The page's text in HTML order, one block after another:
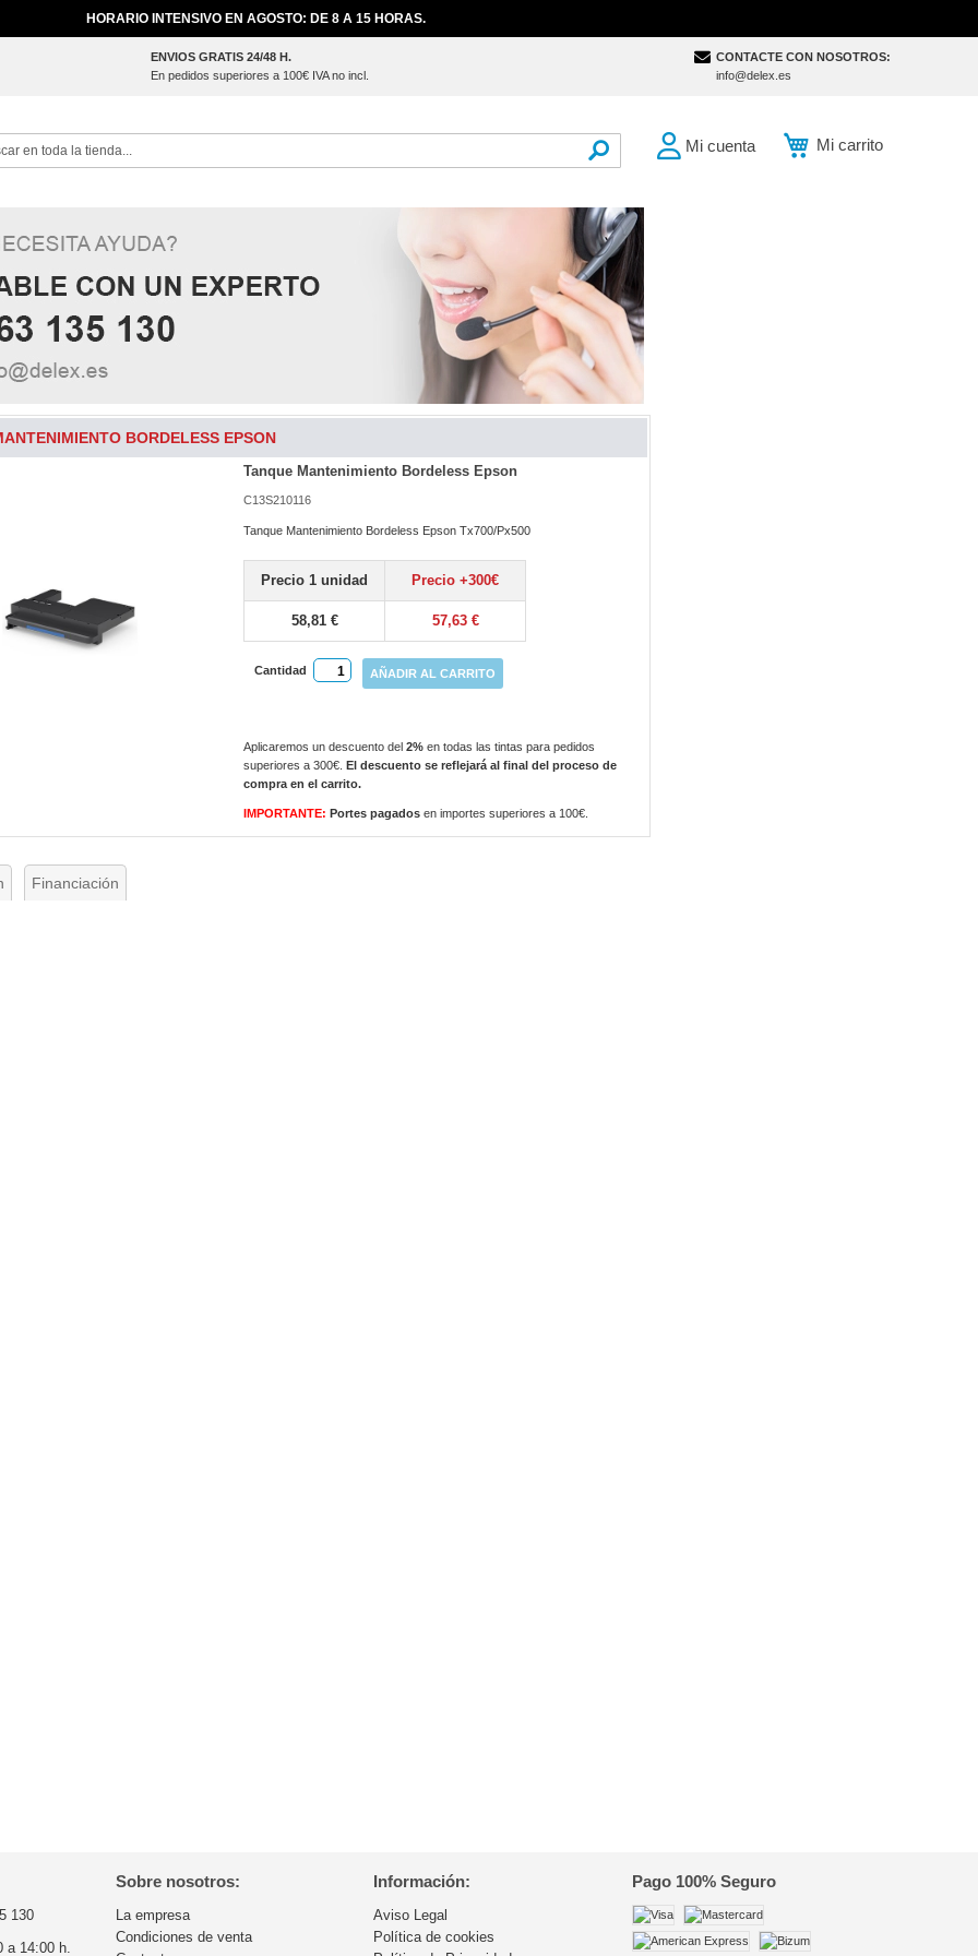
HORARIO INTENSIVO EN AGOSTO: DE 8 A 15 HORAS.
ENVIOS GRATIS 24/48 H.
En pedidos superiores a 100€ IVA no incl.
CONTACTE CON NOSOTROS:
info@delex.es
Mi carrito
Mi cuenta
BORDELESS EPSON
Tanque Mantenimiento Bordeless Epson
C13S210116
Tanque Mantenimiento Bordeless Epson Tx700/Px500
Precio 1 unidad Precio +300€
58,81 € 57,63 €
Cantidad AÑADIR AL CARRITO
Aplicaremos un descuento del2% en todas las tintas para pedidos
superiores a 300€.El descuento se reflejará al final del proceso de
compra en el carrito.
IMPORTANTE: Portes pagadosen importes superiores a 100€.
Financiación
130
a 14:00 h.
Sobre nosotros:
La empresa
Condiciones de venta
Información:
Aviso Legal
Política de cookies
Pago 100% Seguro